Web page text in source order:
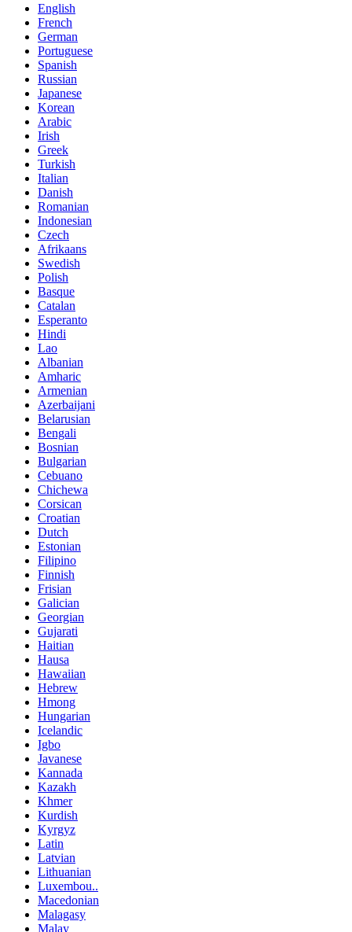
English
French
German
Portuguese
Spanish
Russian
Japanese
Korean
Arabic
Irish
Greek
Turkish
Italian
Danish
Romanian
Indonesian
Czech
Afrikaans
Swedish
Polish
Basque
Catalan
Esperanto
Hindi
Lao
Albanian
Amharic
Armenian
Azerbaijani
Belarusian
Bengali
Bosnian
Bulgarian
Cebuano
Chichewa
Corsican
Croatian
Dutch
Estonian
Filipino
Finnish
Frisian
Galician
Georgian
Gujarati
Haitian
Hausa
Hawaiian
Hebrew
Hmong
Hungarian
Icelandic
Igbo
Javanese
Kannada
Kazakh
Khmer
Kurdish
Kyrgyz
Latin
Latvian
Lithuanian
Luxembou..
Macedonian
Malagasy
Malay